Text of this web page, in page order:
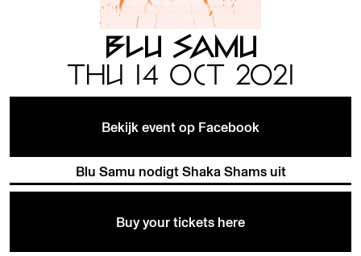
BLU SAMU
THU 14 OCT 2021
Bekijk event op Facebook
Blu Samu nodigt Shaka Shams uit
Buy your tickets here